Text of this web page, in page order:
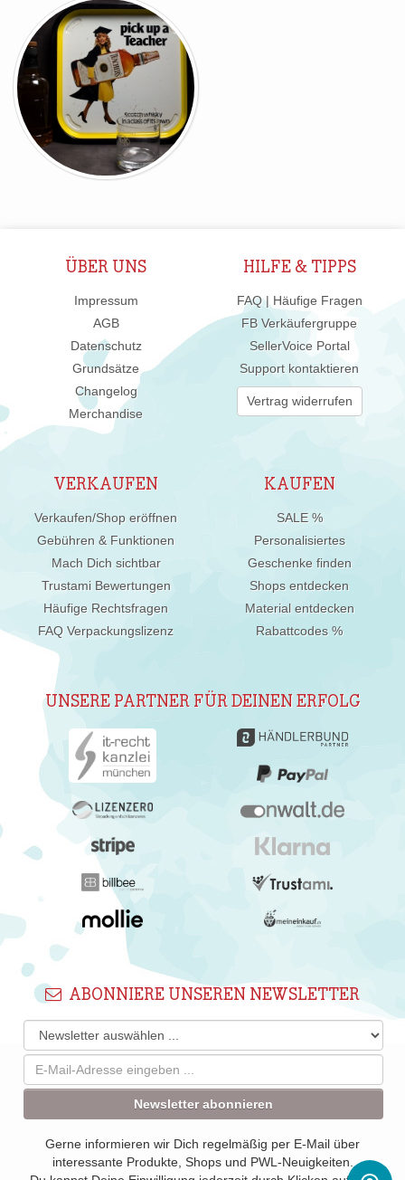
ÜBER UNS
Impressum
AGB
Datenschutz
Grundsätze
Changelog
Merchandise
HILFE & TIPPS
FAQ | Häufige Fragen
FB Verkäufergruppe
SellerVoice Portal
Support kontaktieren
Vertrag widerrufen
VERKAUFEN
Verkaufen/Shop eröffnen
Gebühren & Funktionen
Mach Dich sichtbar
Trustami Bewertungen
Häufige Rechtsfragen
FAQ Verpackungslizenz
KAUFEN
SALE %
Personalisiertes
Geschenke finden
Shops entdecken
Material entdecken
Rabattcodes %
UNSERE PARTNER FÜR DEINEN ERFOLG
ABONNIERE UNSEREN NEWSLETTER
Newsletter abonnieren
Gerne informieren wir Dich regelmäßig per E-Mail über
interessante Produkte, Shops und PWL-Neuigkeiten.